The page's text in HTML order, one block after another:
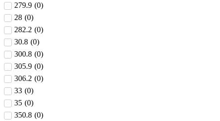
279.9 (0)
28 (0)
282.2 (0)
30.8 (0)
300.8 (0)
305.9 (0)
306.2 (0)
33 (0)
35 (0)
350.8 (0)